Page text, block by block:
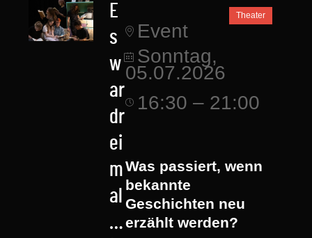
E
s
w
ar
dr
ei
m
al
…
Theater
Event
Sonntag,
05.07.2026
16:30 – 21:00
Was passiert, wenn
bekannte
Geschichten neu
erzählt werden?